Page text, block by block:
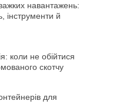
навантажень:
інструменти й
коли не обійтися
скотчу
для